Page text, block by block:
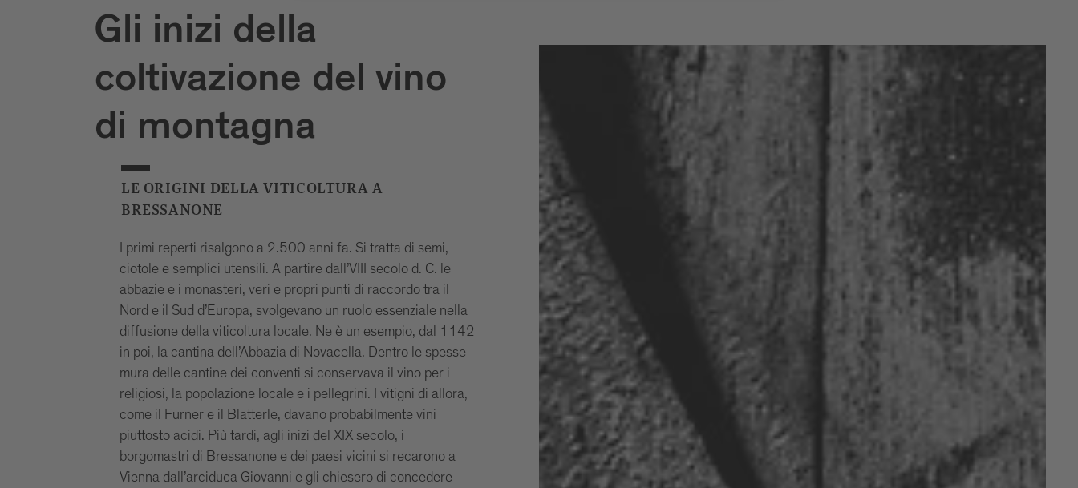
Gli inizi della
coltivazione del vino
di montagna
LE ORIGINI DELLA VITICOLTURA A
BRESSANONE
I primi reperti risalgono a 2.500 anni fa. Si tratta di semi,
ciotole e semplici utensili. A partire dall’VIII secolo d. C. le
abbazie e i monasteri, veri e propri punti di raccordo tra il
Nord e il Sud d’Europa, svolgevano un ruolo essenziale nella
diffusione della viticoltura locale. Ne è un esempio, dal 1142
in poi, la cantina dell’Abbazia di Novacella. Dentro le spesse
mura delle cantine dei conventi si conservava il vino per i
religiosi, la popolazione locale e i pellegrini. I vitigni di allora,
come il Furner e il Blatterle, davano probabilmente vini
piuttosto acidi. Più tardi, agli inizi del XIX secolo, i
borgomastri di Bressanone e dei paesi vicini si recarono a
Vienna dall’arciduca Giovanni e gli chiesero di concedere